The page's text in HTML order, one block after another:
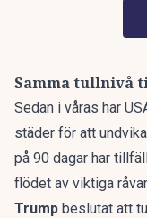
Samma tullnivå
Sedan i våras har
städer för att
på 90 dagar har
flödet av viktiga
Trump beslutat att